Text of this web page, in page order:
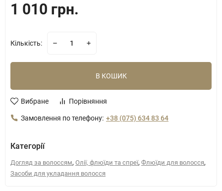
1 010 грн.
Кількість:
В КОШИК
Вибране Порівняння
Замовлення по телефону: +38 (075) 634 83 64
Категорії
Догляд за волоссям, Олії, флюїди та спреї, Флюїди для волосся,
Засоби для укладання волосся